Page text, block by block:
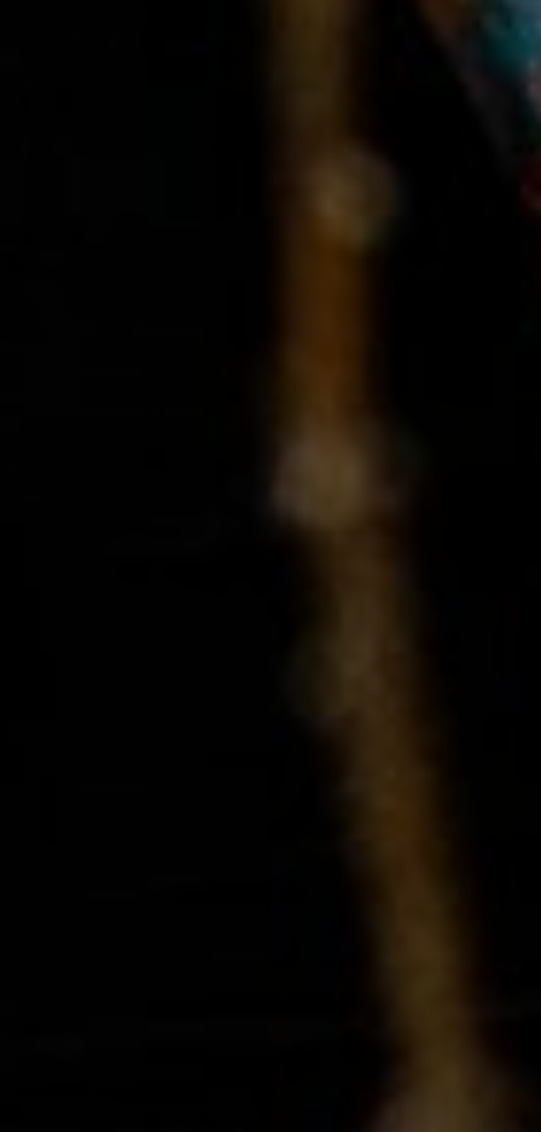
SÍTIO
PAU
PARAN
AGUÁ/